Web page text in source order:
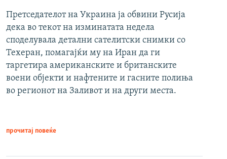
Претседателот на Украина ја обвини Русија
дека во текот на изминатата недела
споделувала детални сателитски снимки со
Техеран, помагајќи му на Иран да ги
таргетира американските и британските
воени објекти и нафтените и гасните полиња
во регионот на Заливот и на други места.
прочитај повеќе